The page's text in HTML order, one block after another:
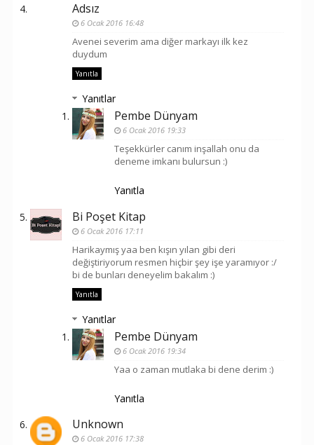
Adsız
6 Ocak 2016 16:48
Avenei severim ama diğer markayı ilk kez
duydum
Yanıtla
Yanıtlar
Pembe Dünyam
6 Ocak 2016 19:33
Teşekkürler canım inşallah onu da
deneme imkanı bulursun :)
Yanıtla
Bi Poşet Kitap
6 Ocak 2016 17:11
Harikaymış yaa ben kışın yılan gibi deri
değiştiriyorum resmen hiçbir şey işe yaramıyor :/
bi de bunları deneyelim bakalım :)
Yanıtla
Yanıtlar
Pembe Dünyam
6 Ocak 2016 19:34
Yaa o zaman mutlaka bi dene derim :)
Yanıtla
Unknown
6 Ocak 2016 17:38